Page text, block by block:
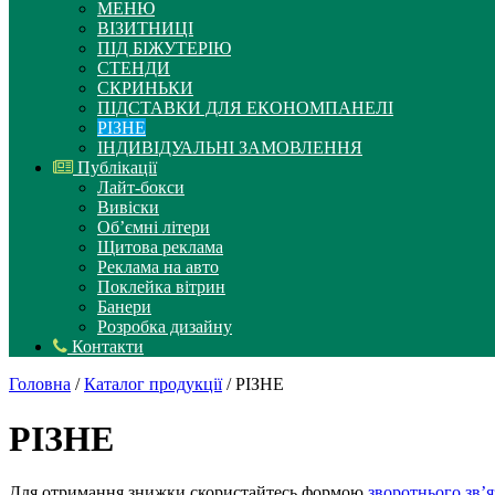
МЕНЮ
ВІЗИТНИЦІ
ПІД БІЖУТЕРІЮ
СТЕНДИ
СКРИНЬКИ
ПІДСТАВКИ ДЛЯ ЕКОНОМПАНЕЛІ
РІЗНЕ
ІНДИВІДУАЛЬНІ ЗАМОВЛЕННЯ
Публікації
Лайт-бокси
Вивіски
Об’ємні літери
Щитова реклама
Реклама на авто
Поклейка вітрин
Банери
Розробка дизайну
Контакти
Головна /Каталог продукції/ РІЗНЕ
РІЗНЕ